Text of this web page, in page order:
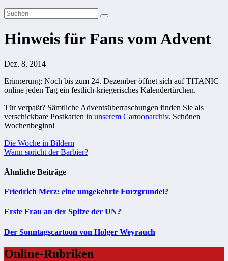
Hinweis für Fans vom Advent
Dez. 8, 2014
Erinnerung: Noch bis zum 24. Dezember öffnet sich auf TITANIC
online jeden Tag ein festlich-kriegerisches Kalendertürchen.
Tür verpaßt? Sämtliche Adventsüberraschungen finden Sie als
verschickbare Postkarten in unserem Cartoonarchiv. Schönen
Wochenbeginn!
Beitragsnavigation
Die Woche in Bildern
Wann spricht der Barbier?
Ähnliche Beiträge
Friedrich Merz: eine umgekehrte Furzgrundel?
Erste Frau an der Spitze der UN?
Der Sonntagscartoon von Holger Weyrauch
Online-Rubriken